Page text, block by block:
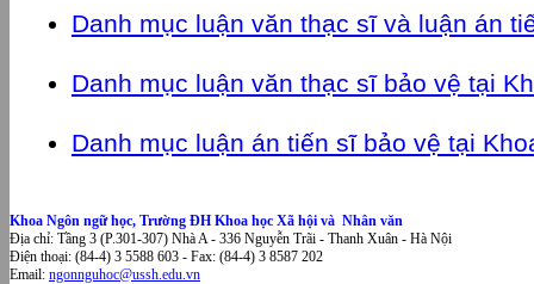
Danh mục luận văn thạc sĩ và luận án
Danh mục luận văn thạc sĩ bảo vệ tại
Danh mục luận án tiến sĩ bảo vệ tại
Khoa Ngôn ngữ học, Trường ĐH Khoa học Xã hội và Nhân văn
Địa chỉ: Tầng 3 (P.301-307) Nhà A - 336 Nguyễn Trãi - Thanh Xuân - Hà Nội
Điện thoại: (84-4) 3 5588 603 - Fax: (84-4) 3 8587 202
Email: ngonnguhoc@ussh.edu.vn